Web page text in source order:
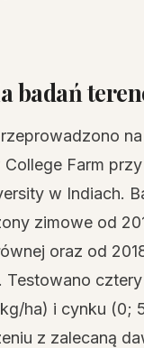
badań
Farm
w Indiach.
zimowe od
oraz od
Testowano
ha) i cynku (0;
z zalecaną